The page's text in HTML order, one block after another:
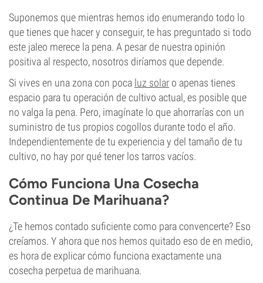
Suponemos que mientras hemos ido enumerando todo lo
que tienes que hacer y conseguir, te has preguntado si todo
este jaleo merece la pena. A pesar de nuestra opinión
positiva al respecto, nosotros diríamos que depende.
Si vives en una zona con poca luz solar o apenas tienes
espacio para tu operación de cultivo actual, es posible que
no valga la pena. Pero, imagínate lo que ahorrarías con un
suministro de tus propios cogollos durante todo el año.
Independientemente de tu experiencia y del tamaño de tu
cultivo, no hay por qué tener los tarros vacíos.
Cómo Funciona Una Cosecha
Continua De Marihuana?
¿Te hemos contado suficiente como para convencerte? Eso
creíamos. Y ahora que nos hemos quitado eso de en medio,
es hora de explicar cómo funciona exactamente una
cosecha perpetua de marihuana.